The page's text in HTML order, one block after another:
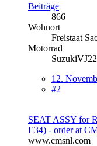
Beiträge
866
Wohnort
Freistaat
Motorrad
12.
#2
SEAT ASSY for
E34) - order at
www.cmsnl.com